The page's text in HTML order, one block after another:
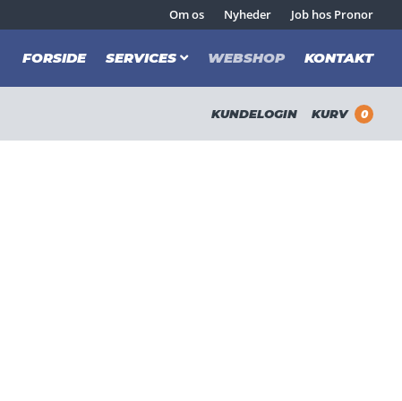
Om os Nyheder Job hos Pronor
FORSIDE SERVICES WEBSHOP KONTAKT
KUNDELOGIN KURV 0